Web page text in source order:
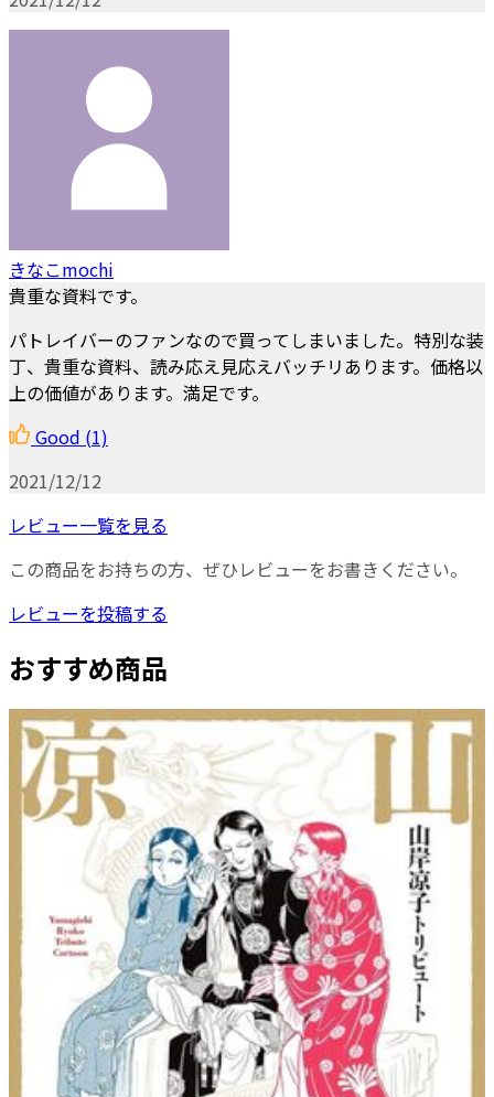
きなこmochi
貴重な資料です。
パトレイバーのファンなので買ってしまいました。特別な装
丁、貴重な資料、読み応え見応えバッチリあります。価格以
上の価値があります。満足です。
Good (1)
2021/12/12
レビュー一覧を見る
この商品をお持ちの方、ぜひレビューをお書きください。
レビューを投稿する
おすすめ商品